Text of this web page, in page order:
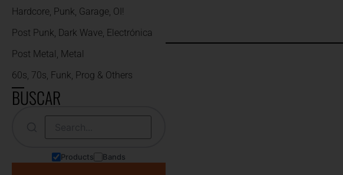
Hardcore, Punk, Garage, OI!
Post Punk, Dark Wave, Electrónica
Post Metal, Metal
60s, 70s, Funk, Prog & Others
BUSCAR
Products Bands